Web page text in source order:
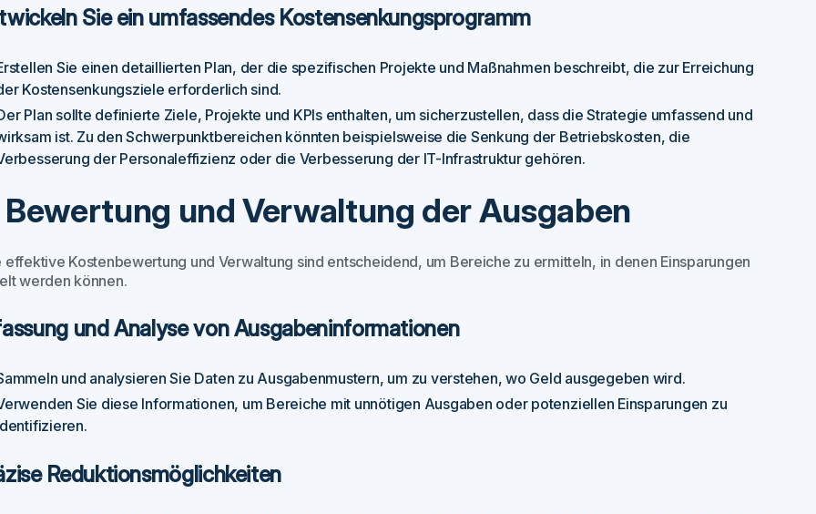
Sie ein umfassendes Kostensenkungsprogramm
Sie einen detaillierten Plan, der die spezifischen Projekte und Maßnahmen beschreibt, die zur Erreichung
Kostensenkungsziele erforderlich sind.
Plan sollte definierte Ziele, Projekte und KPIs enthalten, um sicherzustellen, dass die Strategie umfassend und
ist. Zu den Schwerpunktbereichen könnten beispielsweise die Senkung der Betriebskosten, die
der Personaleffizienz oder die Verbesserung der IT-Infrastruktur gehören.
Bewertung und Verwaltung der Ausgaben
effektive Kostenbewertung und Verwaltung sind entscheidend, um Bereiche zu ermitteln, in denen Einsparungen
werden können.
und Analyse von Ausgabeninformationen
und analysieren Sie Daten zu Ausgabenmustern, um zu verstehen, wo Geld ausgegeben wird.
Sie diese Informationen, um Bereiche mit unnötigen Ausgaben oder potenziellen Einsparungen zu
Reduktionsmöglichkeiten